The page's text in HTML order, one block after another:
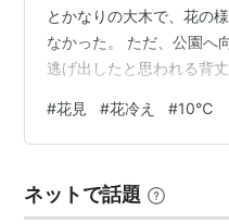
とかなりの大木で、花の
なかった。 ただ、公園へ
逃げ出したと思われる背
花冷えで（気温が）10℃
花見を楽しむ雰囲気では
#花見 #花冷え #10℃
ネットで話題